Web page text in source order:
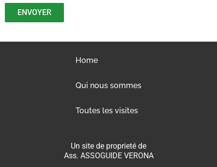
ENVOYER
Home
Qui nous sommes
Toutes les visites
Un site de proprieté de
Ass. ASSOGUIDE VERONA